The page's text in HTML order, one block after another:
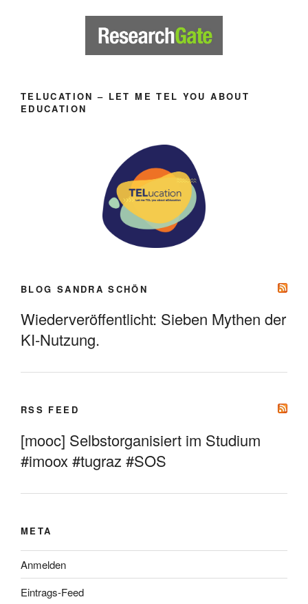
TELUCATION – LET ME TEL YOU ABOUT
EDUCATION
BLOG SANDRA SCHÖN
Wiederveröffentlicht: Sieben Mythen der
KI-Nutzung.
RSS FEED
[mooc] Selbstorganisiert im Studium
#imoox #tugraz #SOS
META
Anmelden
Eintrags-Feed